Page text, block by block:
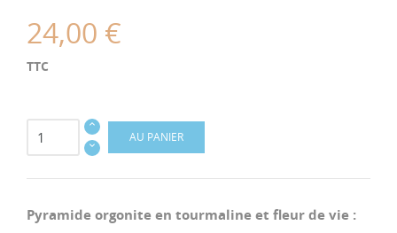
24,00 €
TTC
AU PANIER
Pyramide orgonite en tourmaline et fleur de vie :